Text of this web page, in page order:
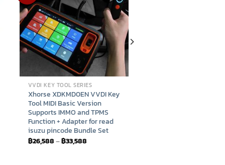
VVDI KEY TOOL SERIES
Xhorse XDKMD0EN VVDI Key
Tool MIDI Basic Version
Supports IMMO and TPMS
Function + Adapter for read
isuzu pincode Bundle Set
฿26,588–฿33,588Price
range: